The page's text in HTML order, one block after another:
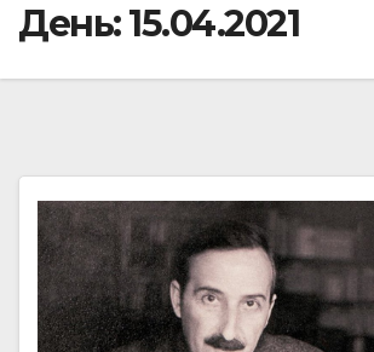
День:15.04.2021